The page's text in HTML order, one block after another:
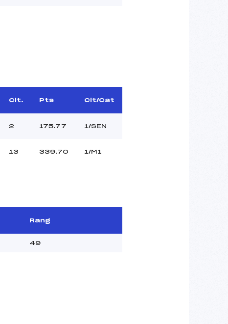
Clt. Pts Clt/Cat
2 175.77 1/SEN
13 339.70 1/M1
Rang
49